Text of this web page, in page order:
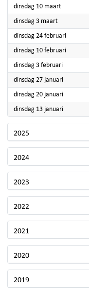
dinsdag 10 maart2026
dinsdag 3 maart2026
dinsdag 24 februari2026
dinsdag 10 februari2026
dinsdag 3 februari2026
dinsdag 27 januari2026
dinsdag 20 januari2026
dinsdag 13 januari2026
2025
2024
2023
2022
2021
2020
2019